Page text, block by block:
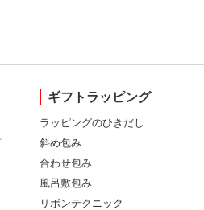
ギフトラッピング
ラッピングのひきだし
斜め包み
合わせ包み
風呂敷包み
リボンテクニック